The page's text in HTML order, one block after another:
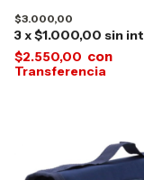
$3.000,00
3x$1.000,00 sin
$2.550,00 con